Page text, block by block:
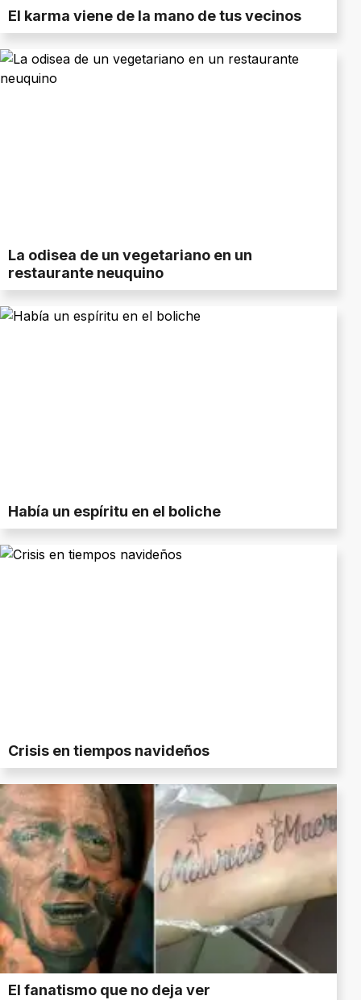
El karma viene de la mano de tus vecinos
La odisea de un vegetariano en un
restaurante neuquino
Había un espíritu en el boliche
Crisis en tiempos navideños
El fanatismo que no deja ver